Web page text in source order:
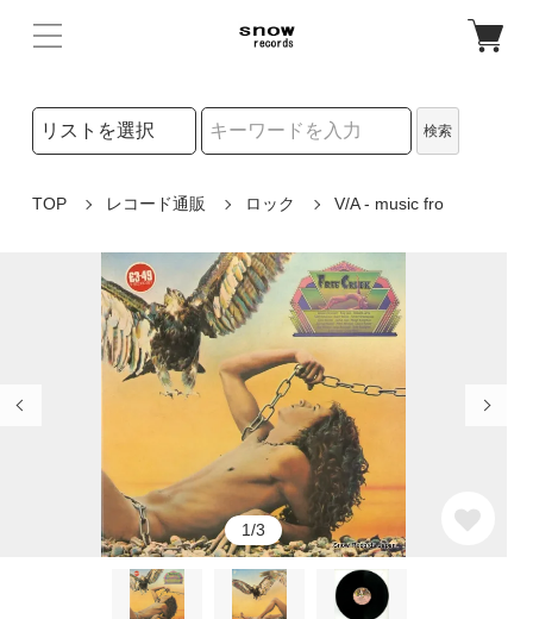
検索リストの選択
検索
TOP レコード通販 ロック V/A - music fro
1/3